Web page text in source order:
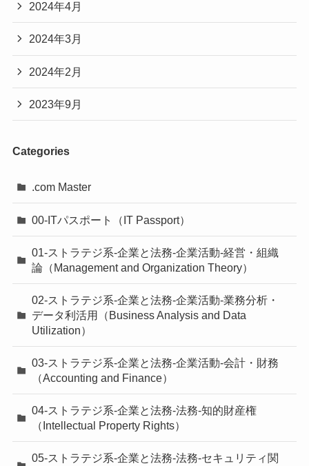
2024年4月
2024年3月
2024年2月
2023年9月
Categories
.com Master
00-ITパスポート（IT Passport）
01-ストラテジ系-企業と法務-企業活動-経営・組織
論（Management and Organization Theory）
02-ストラテジ系-企業と法務-企業活動-業務分析・
データ利活用（Business Analysis and Data
Utilization）
03-ストラテジ系-企業と法務-企業活動-会計・財務
（Accounting and Finance）
04-ストラテジ系-企業と法務-法務-知的財産権
（Intellectual Property Rights）
05-ストラテジ系-企業と法務-法務-セキュリティ関